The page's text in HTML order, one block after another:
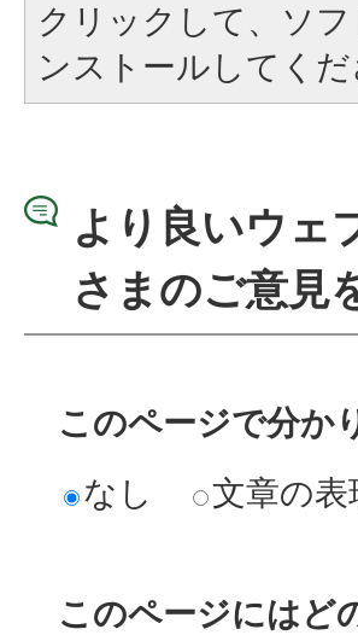
クリックして、ソ
ンストールしてくだ
より良いウェ
さまのご意見
このページで分か
なし
文章の表
このページにはど